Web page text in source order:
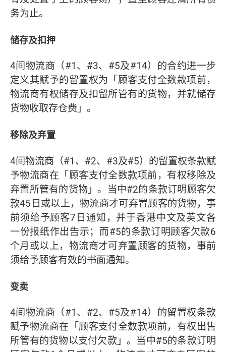
务为止。
储存及扣押
4间物流商（#1、#3、#5及#14）的合约进一步
定义其赋予的留置权为「顾客支付全数款项前，
物流商有权储存及扣留所管有的货物，并就储存
货物收取存仓费」。
移除及弃置
4间物流商（#1、#2、#3及#5）的留置权条款赋
予物流商在「顾客支付全数款项前，有权移除及
弃置所管有的货物」。当中#2的条款订明顾客欠
款45日或以上，物流商才可弃置顾客的货物，事
前须给予顾客7日通知，并于香港中文及英文各
一份报纸作出告示；而#5的条款订明顾客欠款6
个月或以上，物流商才可弃置顾客的货物，事前
须给予顾客有效的书面通知。
变卖
4间物流商（#1、#2、#5及#14）的留置权条款
赋予物流商在「顾客支付全数款项前，有权出售
所管有的货物以支付欠款」。当中#5的条款订明